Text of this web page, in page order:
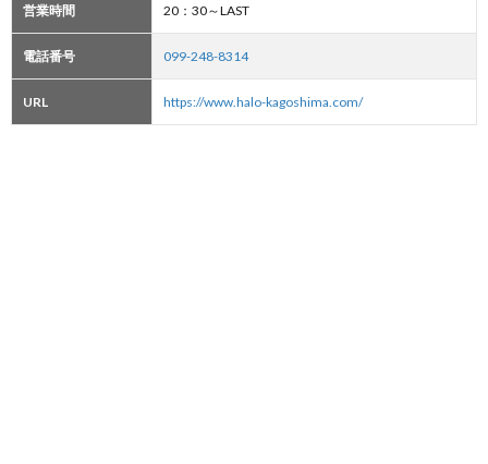
営業時間 20：30～LAST
電話番号 099-248-8314
URL https://www.halo-kagoshima.com/